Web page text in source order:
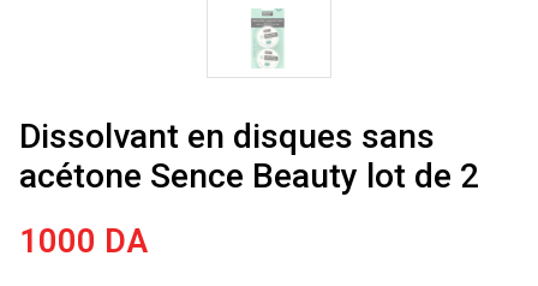
Dissolvant en disques sans
acétone Sence Beauty lot de 2
1000 DA